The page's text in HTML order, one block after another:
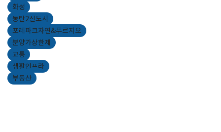
화성
동탄2신도시
포레파크자연&푸르지오
분양가상한제
교통
생활인프라
부동산